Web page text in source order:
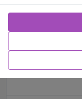
Fotografie od